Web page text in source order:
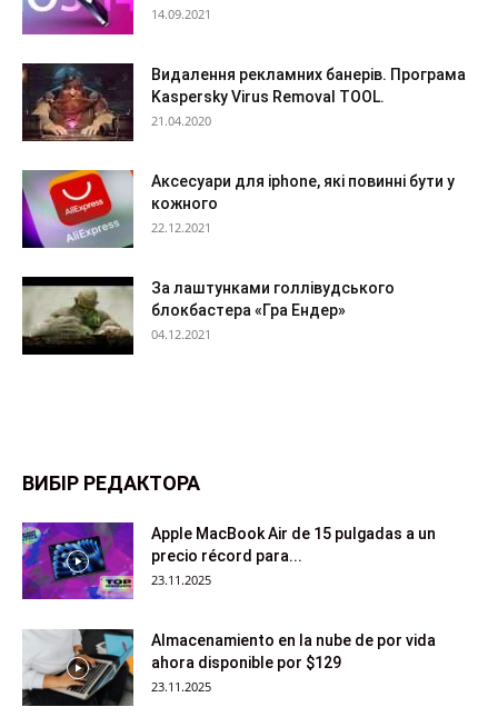
14.09.2021
Видалення рекламних банерів. Програма
Kaspersky Virus Removal TOOL.
21.04.2020
Аксесуари для iphone, які повинні бути у
кожного
22.12.2021
За лаштунками голлівудського
блокбастера «Гра Ендер»
04.12.2021
ВИБІР РЕДАКТОРА
Apple MacBook Air de 15 pulgadas a un
precio récord para...
23.11.2025
Almacenamiento en la nube de por vida
ahora disponible por $129
23.11.2025